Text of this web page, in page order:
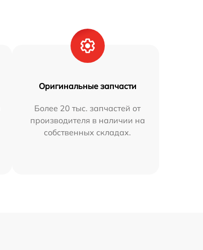
Оригинальные запчасти
Более 20 тыс. запчастей от
производителя в наличии на
собственных складах.